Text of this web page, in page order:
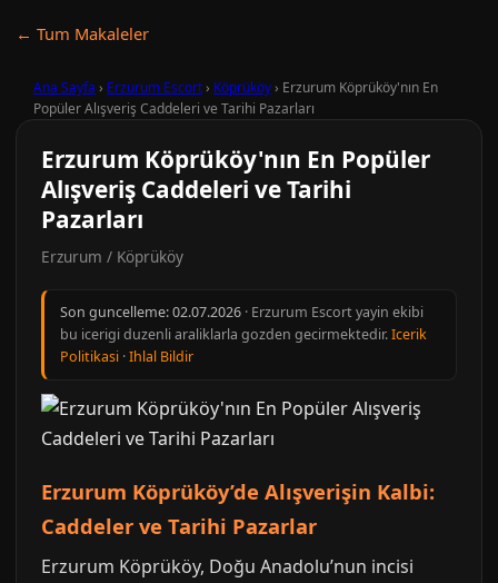
← Tum Makaleler
Ana Sayfa › Erzurum Escort› Köprüköy› Erzurum Köprüköy'nın En
Popüler Alışveriş Caddeleri ve Tarihi Pazarları
Erzurum Köprüköy'nın En Popüler
Alışveriş Caddeleri ve Tarihi
Pazarları
Erzurum / Köprüköy
Son guncelleme:02.07.2026 · Erzurum Escort yayin ekibi
bu icerigi duzenli araliklarla gozden gecirmektedir.Icerik
Politikasi ·Ihlal Bildir
Erzurum Köprüköy’de Alışverişin Kalbi:
Caddeler ve Tarihi Pazarlar
Erzurum Köprüköy, Doğu Anadolu’nun incisi